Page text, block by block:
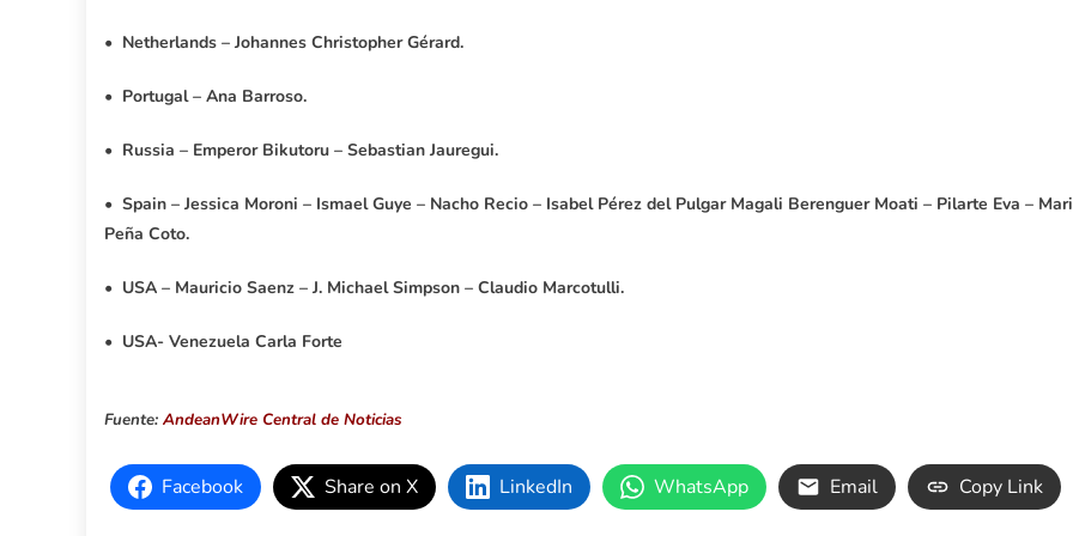
• Netherlands – Johannes Christopher Gérard.
• Portugal – Ana Barroso.
• Russia – Emperor Bikutoru – Sebastian Jauregui.
• Spain – Jessica Moroni – Ismael Guye – Nacho Recio – Isabel Pérez del Pulgar Magali Berenguer Moati – Pilarte Eva –
Peña Coto.
• USA – Mauricio Saenz – J. Michael Simpson – Claudio Marcotulli.
• USA- Venezuela Carla Forte
Fuente: AndeanWire Central de Noticias
Facebook Share on X LinkedIn WhatsApp Email Copy Link